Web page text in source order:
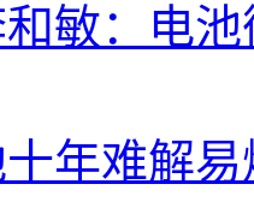
敏：电
年难解